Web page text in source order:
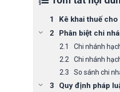
Kê khai thuế
Phân biệt chi
Chi nhánh
Chi nhánh
So sánh chi
Quy định pháp